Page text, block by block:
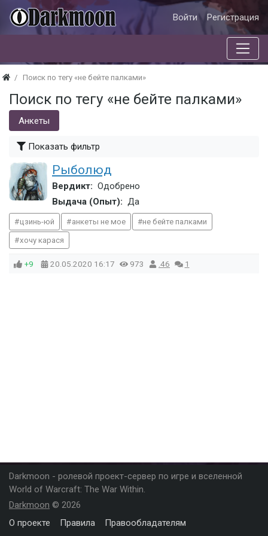
Войти Регистрация
Поиск по тегу «не бейте палками»
Поиск по тегу «не бейте палками»
Анкеты
Показать фильтр
Рыболюд
Вердикт: Одобрено
Выдача (Опыт): Да
цзинь-юй анкеты не мое не бейте палками
хочу карася
+9 20.05.2020 16:17 973 .46 1
Darkmoon - ролевой проект-сервер по игре и вселенной
World of Warcraft: The War Within.
Darkmoon © 2026
О проекте
Правила Правообладателям